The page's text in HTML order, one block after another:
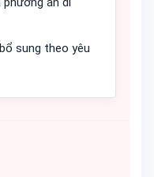
sung theo yêu